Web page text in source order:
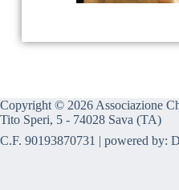
Copyright © 2026 Associazione
Tito Speri, 5 - 74028 Sava (TA)
C.F. 90193870731 | powered by: